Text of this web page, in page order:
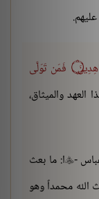
قَالُواْ أَقْرَرْنَا قَالَ فَاشْهَدُواْ وَأَنَاْ مَعَكُم مِّنَ الشَّاهِدِينَ ۝ فَمَن تَوَلَّى
-
ا: ما بعث
الله محمداً وهو